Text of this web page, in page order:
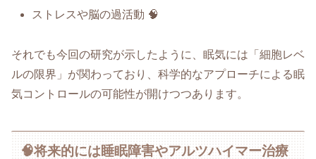
ストレスや脳の過活動 🧠
それでも今回の研究が示したように、眠気には「細胞レベ
ルの限界」が関わっており、科学的なアプローチによる眠
気コントロールの可能性が開けつつあります。
🧠将来的には睡眠障害やアルツハイマー治療